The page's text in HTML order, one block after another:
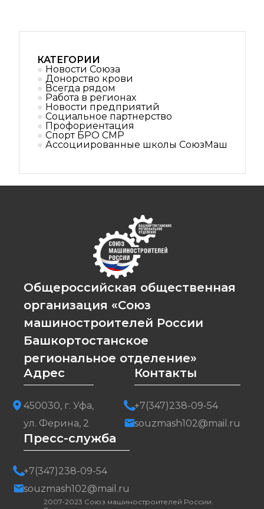
КАТЕГОРИИ
Новости Союза
Донорство крови
Всегда рядом
Работа в регионах
Новости предприятий
Социальное партнерствo
Профориентация
Спорт БРО СМР
Ассоциированные школы СоюзМаш
Общероссийская общественная
организация «Союз
машиностроителей России
Башкортостанское
региональное отделение»
Адрес
450030, г. Уфа,
ул. Ферина, 2
Контакты
+7(347)238-09-54
souzmash102@mail.ru
Пресс-служба
+7(347)238-09-54
souzmash102@mail.ru
2007-2023 Союз машиностроителей России.